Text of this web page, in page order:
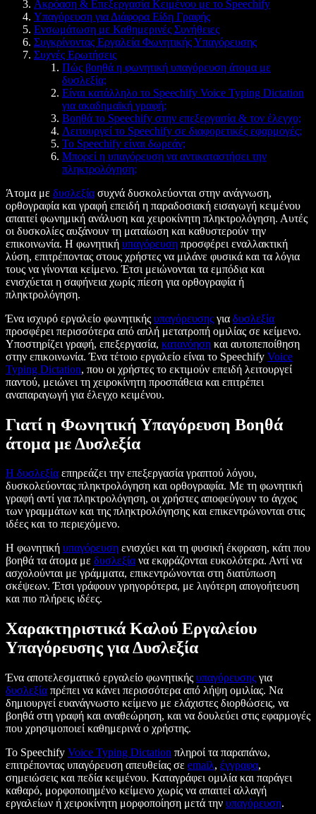
Ακρόαση & Επεξεργασία Κειμένου με το Speechify
Υπαγόρευση για Διάφορα Είδη Γραφής
Ενσωμάτωση με Καθημερινές Συνήθειες
Συγκρίνοντας Εργαλεία Φωνητικής Υπαγόρευσης
Συχνές Ερωτήσεις
Πώς βοηθά η φωνητική υπαγόρευση άτομα με
δυσλεξία;
Είναι κατάλληλο το Speechify Voice Typing Dictation
για ακαδημαϊκή γραφή;
Βοηθά το Speechify στην επεξεργασία & τον έλεγχο;
Λειτουργεί το Speechify σε διαφορετικές εφαρμογές;
Το Speechify είναι δωρεάν;
Μπορεί η υπαγόρευση να αντικαταστήσει την
πληκτρολόγηση;
Άτομα με δυσλεξία συχνά δυσκολεύονται στην ανάγνωση,
ορθογραφία και γραφή επειδή η παραδοσιακή εισαγωγή κειμένου
απαιτεί φωνημική ανάλυση και χειροκίνητη πληκτρολόγηση. Αυτές
οι δυσκολίες αυξάνουν τη ματαίωση και καθυστερούν την
επικοινωνία. Η φωνητική υπαγόρευση προσφέρει εναλλακτική
λύση, επιτρέποντας στους χρήστες να μιλάνε φυσικά και τα λόγια
τους να γίνονται κείμενο. Έτσι μειώνονται τα εμπόδια και
ενισχύεται η σαφήνεια χωρίς πίεση για ορθογραφία ή
πληκτρολόγηση.
Ένα ισχυρό εργαλείο φωνητικής υπαγόρευσης για δυσλεξία
προσφέρει περισσότερα από απλή μετατροπή ομιλίας σε κείμενο.
Υποστηρίζει γραφή, επεξεργασία, κατανόηση και αυτοπεποίθηση
στην επικοινωνία. Ένα τέτοιο εργαλείο είναι το Speechify Voice
Typing Dictation, που οι χρήστες το εκτιμούν επειδή λειτουργεί
παντού, μειώνει τη χειροκίνητη προσπάθεια και επιτρέπει
αναπαραγωγή για έλεγχο κειμένου.
Γιατί η Φωνητική Υπαγόρευση Βοηθά
άτομα με Δυσλεξία
Η δυσλεξία επηρεάζει την επεξεργασία γραπτού λόγου,
δυσκολεύοντας πληκτρολόγηση και ορθογραφία. Με τη φωνητική
γραφή αντί για πληκτρολόγηση, οι χρήστες αποφεύγουν το άγχος
των γραμμάτων και της πληκτρολόγησης και επικεντρώνονται στις
ιδέες και το περιεχόμενο.
Η φωνητική υπαγόρευση ενισχύει και τη φυσική έκφραση, κάτι που
βοηθά τα άτομα με δυσλεξία να εκφράζονται ευκολότερα. Αντί να
ασχολούνται με γράμματα, επικεντρώνονται στη διατύπωση
σκέψεων. Έτσι γράφουν γρηγορότερα, με λιγότερη απογοήτευση
και πιο πλήρεις ιδέες.
Χαρακτηριστικά Καλού Εργαλείου
Υπαγόρευσης για Δυσλεξία
Ένα αποτελεσματικό εργαλείο φωνητικής υπαγόρευσης για
δυσλεξία πρέπει να κάνει περισσότερα από λήψη ομιλίας. Να
δημιουργεί ευανάγνωστο κείμενο με ελάχιστες διορθώσεις, να
βοηθά στη γραφή και αναθεώρηση, και να δουλεύει στις εφαρμογές
που χρησιμοποιεί καθημερινά ο χρήστης.
Το Speechify Voice Typing Dictation πληροί τα παραπάνω,
επιτρέποντας υπαγόρευση απευθείας σε emaiλ, έγγραφα,
σημειώσεις και πεδία κειμένου. Καταγράφει ομιλία και παράγει
καθαρό, μορφοποιημένο κείμενο χωρίς να απαιτεί αλλαγή
εργαλείων ή χειροκίνητη μορφοποίηση μετά την υπαγόρευση.